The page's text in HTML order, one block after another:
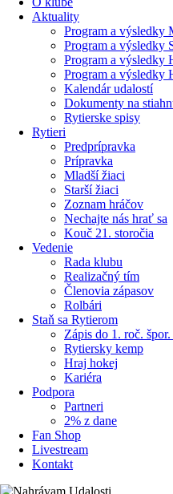
Aktuality
Program a výsledky
Program a výsledky
Program a výsledky
Program a výsledky
Kalendár udalostí
Dokumenty na
Rytierske spisy
Rytieri
Predprípravka
Prípravka
Mladší žiaci
Starší žiaci
Zoznam hráčov
Nechajte nás hrať sa
Kouč 21. storočia
Vedenie
Rada klubu
Realizačný tím
Členovia zápasov
Rolbári
Staň sa Rytierom
Zápis do 1. roč.
Rytiersky kemp
Hraj hokej
Kariéra
Podpora
Partneri
2% z dane
Fan Shop
Livestream
Kontakt